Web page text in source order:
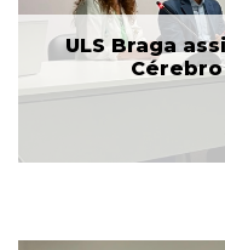
ULS Braga
Cérebro